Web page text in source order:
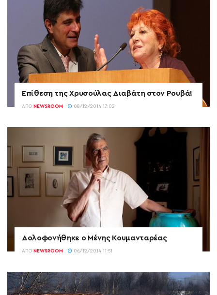
Επίθεση της Χρυσούλας Διαβάτη στον Ρουβά!
ΑΠΌ NEWSROOM 08/12/2014 17:02
Δολοφονήθηκε ο Μένης Κουμανταρέας
ΑΠΌ NEWSROOM 06/12/2014 11:51